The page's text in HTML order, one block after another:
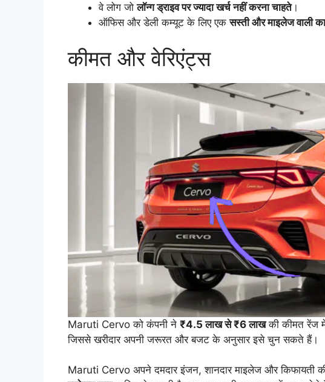
वे लोग जोलॉन्ग ड्राइव पर ज्यादा खर्च नहीं करना चाहते।
ऑफिस और डेली कम्यूट के लिए एकसस्ती और माइलेज वाली
कीमत और वेरिएंट्स
Maruti Cervo को कंपनी ने ₹4.5 लाख से ₹6 लाखकी कीमत रेंज
जिससे खरीदार अपनी जरूरत और बजट के अनुसार इसे चुन सकते हैं।
Maruti Cervo अपने दमदार इंजन, शानदार माइलेज और किफायती